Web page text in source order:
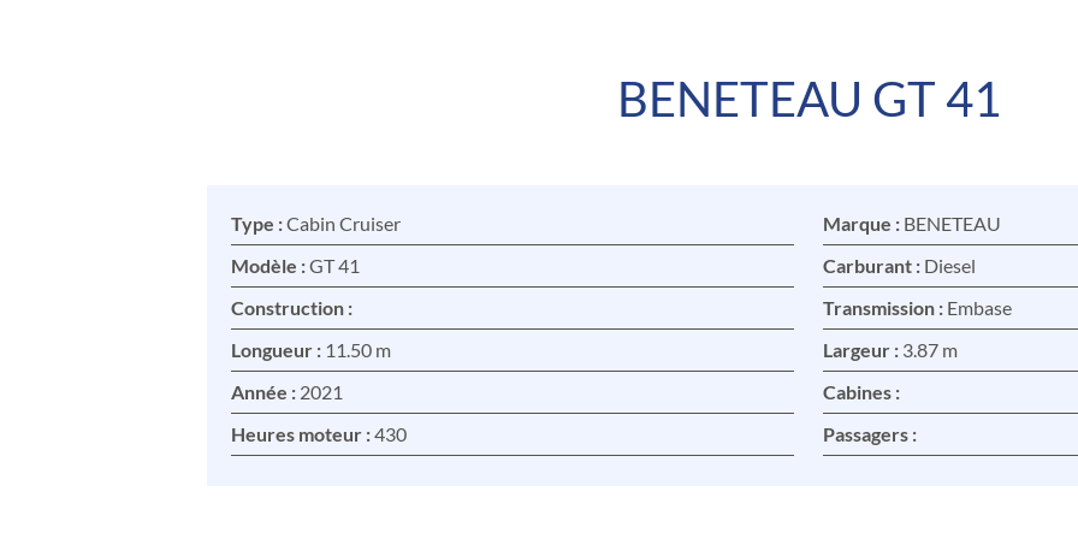
BENETEAU GT 41
Type :Cabin Cruiser Marque : BENETEAU
Modèle :GT 41 Carburant : Diesel
Construction :
Transmission : Embase
Longueur : 11.50 m Largeur : 3.87 m
Année : 2021
Cabines :
Heures moteur :430 Passagers :